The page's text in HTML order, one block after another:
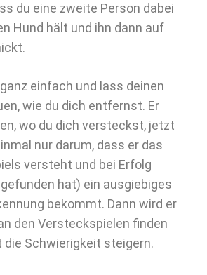
du eine zweite Person dabei
Hund hält und ihn dann auf
einfach und lass deinen
wie du dich entfernst. Er
wo du dich versteckst, jetzt
nur darum, dass er das
versteht und bei Erfolg
hat) ein ausgiebiges
bekommt. Dann wird er
den Versteckspielen finden
die Schwierigkeit steigern.